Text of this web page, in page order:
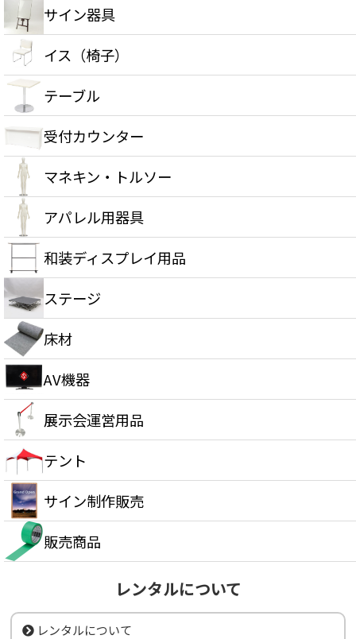
サイン器具
イス（椅子）
テーブル
受付カウンター
マネキン・トルソー
アパレル用器具
和装ディスプレイ用品
ステージ
床材
AV機器
展示会運営用品
テント
サイン制作販売
販売商品
レンタルについて
レンタルについて